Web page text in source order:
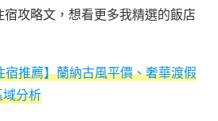
攻略文，想看更多我精選的飯店
宿推薦】蘭納古風平價、奢華渡假
分析